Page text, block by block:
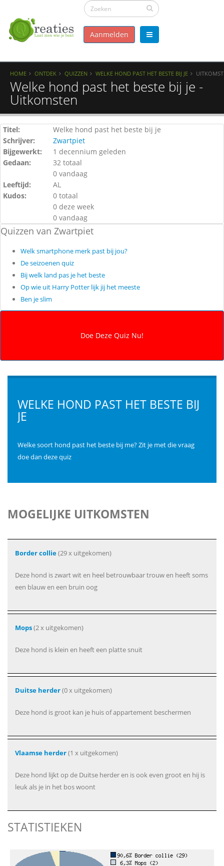
Aanmelden
HOME ONTDEK QUIZZEN WELKE HOND PAST HET BESTE BIJ JE
Welke hond past het beste bij je -
Uitkomsten
Titel:
Welke hond past het beste bij je
Schrijver:
Zwartpiet
Bijgewerkt:
1 decennium geleden
Gedaan:
32 totaal
0 vandaag
Leeftijd:
AL
Kudos:
0 totaal
0 deze week
0 vandaag
Quizzen van Zwartpiet
Welk smartphone merk past bij jou?
De seizoenen quiz
Bij welk land pas je het beste
Op wie uit Harry Potter lijk jij het meeste
Ben je slim
WELKE HOND PAST HET BESTE BIJ
JE
Welke soort hond past het beste bij me? Zit je met die vraag
doe dan deze quiz
MOGELIJKE UITKOMSTEN
Border collie(29 x uitgekomen)
Deze hond is zwart wit en heel betrouwbaar trouw en heeft soms
een blauw en een bruin oog
Mops(2 x uitgekomen)
Deze hond is klein en heeft een platte snuit
Duitse herder(0 x uitgekomen)
Deze hond is groot kan je huis of appartement beschermen
Vlaamse herder(1 x uitgekomen)
Deze hond lijkt op de Duitse herder en is ook even groot en hij is
leuk als je in het bos woont
STATISTIEKEN